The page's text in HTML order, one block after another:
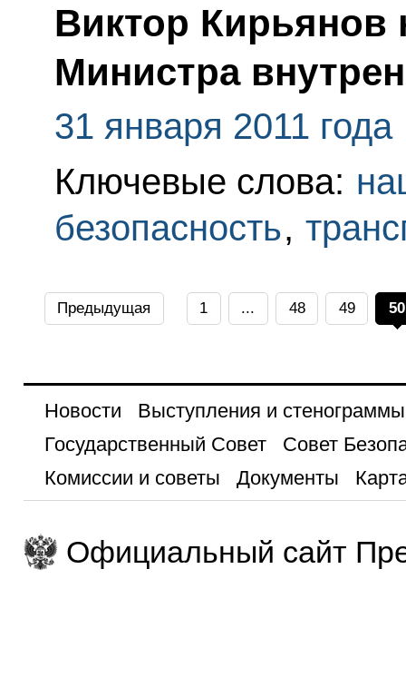
Виктор Кирьянов
Министра
31 января 2011 года
Ключевые слова:
безопасность,
Предыдущая 1 ... 48 49 50
Новости
Выступления и стенограммы
Государственный Совет
Совет
Комиссии и советы
Документы
Официальный сайт